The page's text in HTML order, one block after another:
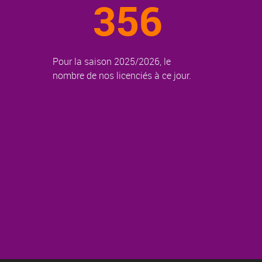
356
Pour la saison 2025/2026, le
nombre de nos licenciés à ce jour.